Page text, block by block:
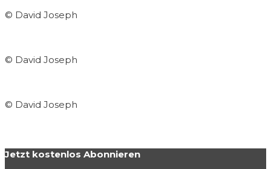
© David Joseph
© David Joseph
© David Joseph
Jetzt kostenlos Abonnieren